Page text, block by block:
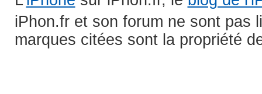
iPhon.fr et son forum ne sont pas
marques citées sont la propriété